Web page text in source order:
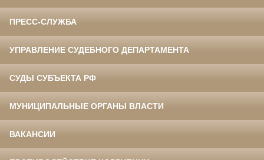
ПРЕСС-СЛУЖБА
УПРАВЛЕНИЕ СУДЕБНОГО ДЕПАРТАМЕНТА
СУДЫ СУБЪЕКТА РФ
МУНИЦИПАЛЬНЫЕ ОРГАНЫ ВЛАСТИ
ВАКАНСИИ